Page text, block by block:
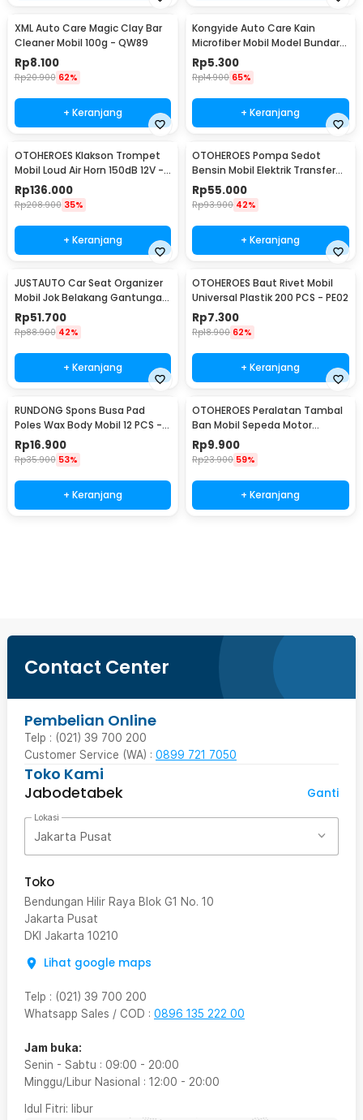
XML Auto Care Magic Clay Bar
Cleaner Mobil 100g - QW89
Rp8.100
Rp20.900 62%
+ Keranjang
Kongyide Auto Care Kain
Microfiber Mobil Model Bundar -
L-20
Rp5.300
Rp14.900 65%
+ Keranjang
OTOHEROES Klakson Trompet
Mobil Loud Air Horn 150dB 12V -
JD4001
Rp136.000
Rp208.900 35%
+ Keranjang
OTOHEROES Pompa Sedot
Bensin Mobil Elektrik Transfer
Pump 38mm DC 12V - CT-14
Rp55.000
Rp93.900 42%
+ Keranjang
JUSTAUTO Car Seat Organizer
Mobil Jok Belakang Gantungan
Barang Tisu - Z-354
Rp51.700
Rp88.900 42%
+ Keranjang
OTOHEROES Baut Rivet Mobil
Universal Plastik 200 PCS - PE02
Rp7.300
Rp18.900 62%
+ Keranjang
RUNDONG Spons Busa Pad
Poles Wax Body Mobil 12 PCS -
R2010
Rp16.900
Rp35.900 53%
+ Keranjang
OTOHEROES Peralatan Tambal
Ban Mobil Sepeda Motor
Tubeless - KBTB02
Rp9.900
Rp23.900 59%
+ Keranjang
Contact Center
Pembelian Online
Telp : (021) 39 700 200
Customer Service (WA) : 0899 721 7050
Toko Kami
Jabodetabek
Ganti
Lokasi
Jakarta Pusat
Toko
Bendungan Hilir Raya Blok G1 No. 10
Jakarta Pusat
DKI Jakarta 10210
Lihat google maps
Telp : (021) 39 700 200
Whatsapp Sales / COD : 0896 135 222 00
Jam buka:
Senin - Sabtu : 09:00 - 20:00
Minggu/Libur Nasional : 12:00 - 20:00
Idul Fitri: libur